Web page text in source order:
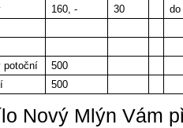
160, - 30 do
potoční
500
500
Nový Mlýn Vám